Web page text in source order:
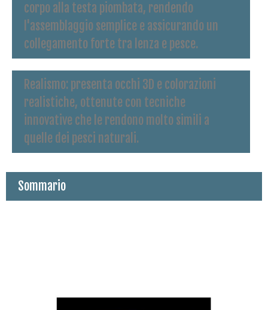
corpo alla testa piombata, rendendo
l'assemblaggio semplice e assicurando un
collegamento forte tra lenza e pesce.
Realismo: presenta occhi 3D e colorazioni
realistiche, ottenute con tecniche
innovative che le rendono molto simili a
quelle dei pesci naturali.
Sommario